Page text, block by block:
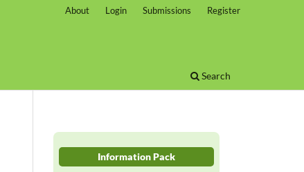
Search
About Login Submissions Register
Information Pack